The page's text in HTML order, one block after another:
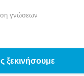
γνώσεων
ξεκινήσουμε